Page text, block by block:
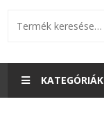
KATEGÓRIÁK